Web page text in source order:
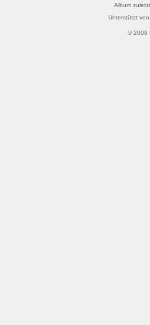
Album
Unterstützt
© 2009